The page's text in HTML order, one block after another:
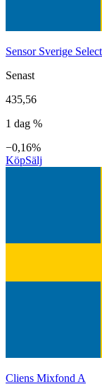
Sensor Sverige
Senast
435,56
1 dag %
−0,16%
KöpSälj
Cliens Mixfond A